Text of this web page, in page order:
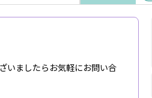
いましたらお気軽にお問い合